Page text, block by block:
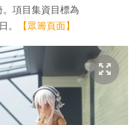
項目集資目標為
。
【眾籌頁面】